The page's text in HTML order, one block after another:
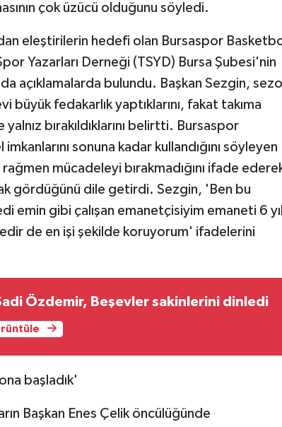
çok üzücü olduğunu söyledi.
eleştirilerin hedefi olan Bursaspor
Yazarları Derneği (TSYD) Bursa Şubesi'nin
açıklamalarda bulundu. Başkan Sezgin,
büyük fedakarlık yaptıklarını, fakat takıma
bırakıldıklarını belirtti. Bursaspor
sonuna kadar kullandığını söyleyen
mücadeleyi bırakmadığını ifade
gördüğünü dile getirdi. Sezgin, 'Ben bu
emin gibi çalışan emanetçisiyim emaneti 6 yıl
de en işi şekilde koruyorum' ifadelerini
Özdemir, Beşevler sakinlerini dinledi
başladık'
Başkan Enes Çelik öncülüğünde